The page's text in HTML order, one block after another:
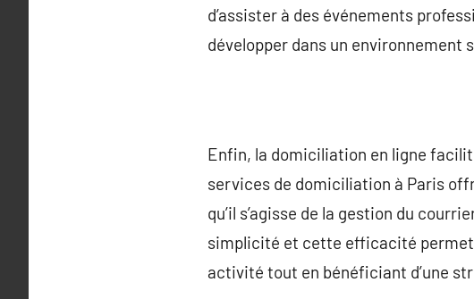
d’assister à des événements
développer dans un environnement
Enfin, la domiciliation en ligne
services de domiciliation à Paris
qu’il s’agisse de la gestion du
simplicité et cette efficacité
activité tout en bénéficiant d’une